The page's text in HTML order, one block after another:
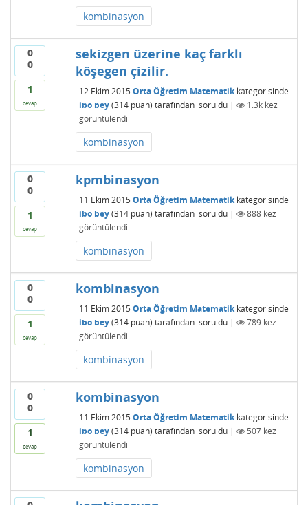
kombinasyon
0
0
1
cevap
sekizgen üzerine kaç farklı
köşegen çizilir.
12 Ekim 2015 Orta Öğretim Matematikkategorisinde
ibo bey (314puan) tarafından soruldu | 1.3kkez
görüntülendi
kombinasyon
0
0
1
cevap
kpmbinasyon
11 Ekim 2015 Orta Öğretim Matematikkategorisinde
ibo bey (314puan) tarafından soruldu | 888kez
görüntülendi
kombinasyon
0
0
1
cevap
kombinasyon
11 Ekim 2015 Orta Öğretim Matematikkategorisinde
ibo bey (314puan) tarafından soruldu | 789kez
görüntülendi
kombinasyon
0
0
1
cevap
kombinasyon
11 Ekim 2015 Orta Öğretim Matematikkategorisinde
ibo bey (314puan) tarafından soruldu | 507kez
görüntülendi
kombinasyon